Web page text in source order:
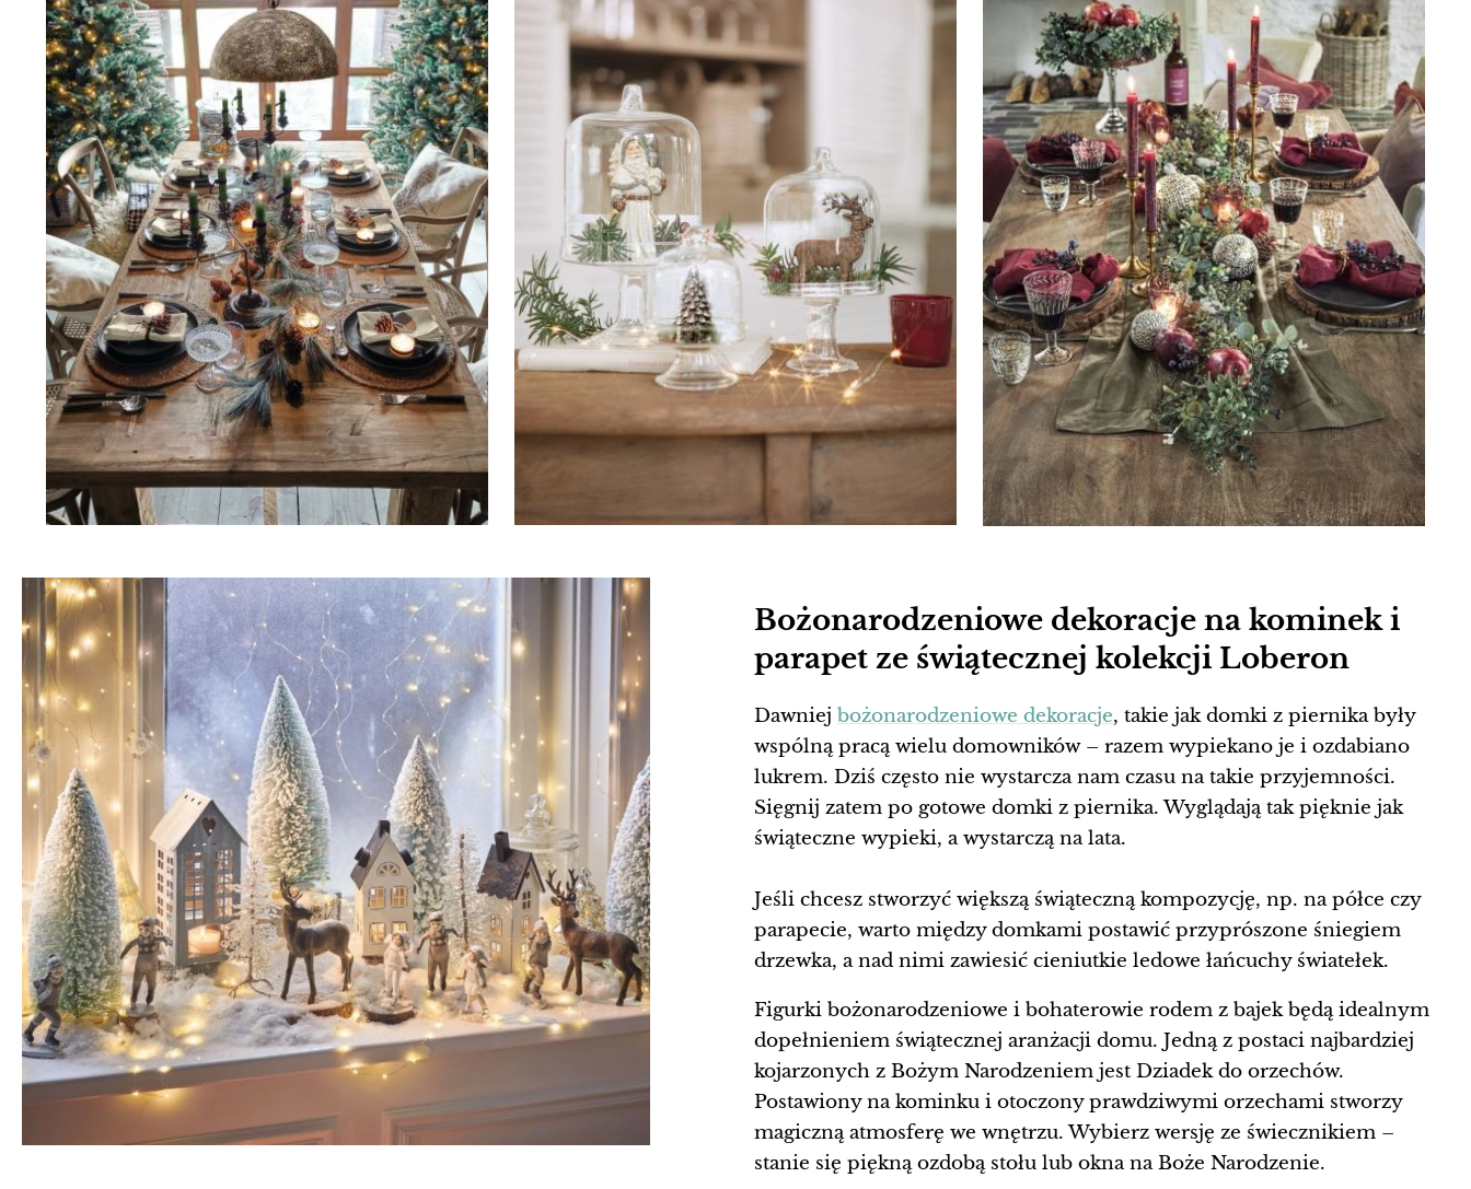
Bożonarodzeniowe dekoracje na kominek i
parapet ze świątecznej kolekcji Loberon
Dawniej bożonarodzeniowe dekoracje, takie jak domki z piernika były
wspólną pracą wielu domowników – razem wypiekano je i ozdabiano
lukrem. Dziś często nie wystarcza nam czasu na takie przyjemności.
Sięgnij zatem po gotowe domki z piernika. Wyglądają tak pięknie jak
świąteczne wypieki, a wystarczą na lata.
Jeśli chcesz stworzyć większą świąteczną kompozycję, np. na półce czy
parapecie, warto między domkami postawić przyprószone śniegiem
drzewka, a nad nimi zawiesić cieniutkie ledowe łańcuchy światełek.
Figurki bożonarodzeniowe i bohaterowie rodem z bajek będą idealnym
dopełnieniem świątecznej aranżacji domu. Jedną z postaci najbardziej
kojarzonych z Bożym Narodzeniem jest Dziadek do orzechów.
Postawiony na kominku i otoczony prawdziwymi orzechami stworzy
magiczną atmosferę we wnętrzu. Wybierz wersję ze świecznikiem –
stanie się piękną ozdobą stołu lub okna na Boże Narodzenie.